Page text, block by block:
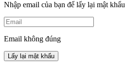
Nhập email của bạn để lấy lại mật khẩu
Email không đúng
Lấy lại mật khẩu